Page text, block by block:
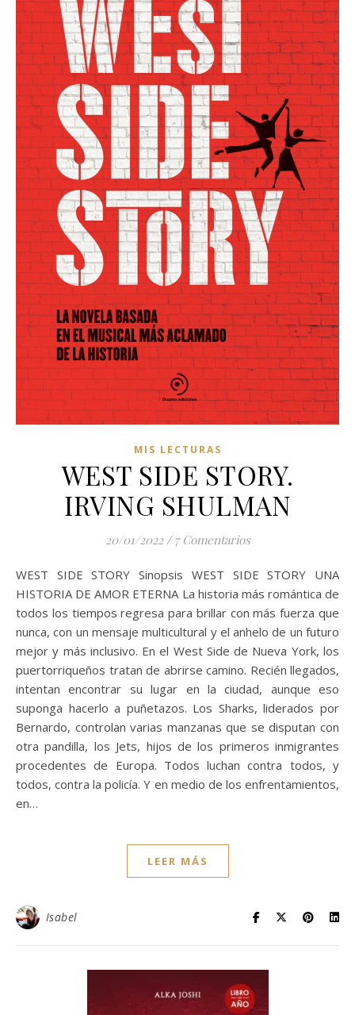
MIS LECTURAS
WEST SIDE STORY.
IRVING SHULMAN
20/01/2022 / 7 Comentarios
WEST SIDE STORY Sinopsis WEST SIDE STORY UNA
HISTORIA DE AMOR ETERNA La historia más romántica de
todos los tiempos regresa para brillar con más fuerza que
nunca, con un mensaje multicultural y el anhelo de un futuro
mejor y más inclusivo. En el West Side de Nueva York, los
puertorriqueños tratan de abrirse camino. Recién llegados,
intentan encontrar su lugar en la ciudad, aunque eso
suponga hacerlo a puñetazos. Los Sharks, liderados por
Bernardo, controlan varias manzanas que se disputan con
otra pandilla, los Jets, hijos de los primeros inmigrantes
procedentes de Europa. Todos luchan contra todos, y
todos, contra la policía. Y en medio de los enfrentamientos,
en…
LEER MÁS
Isabel